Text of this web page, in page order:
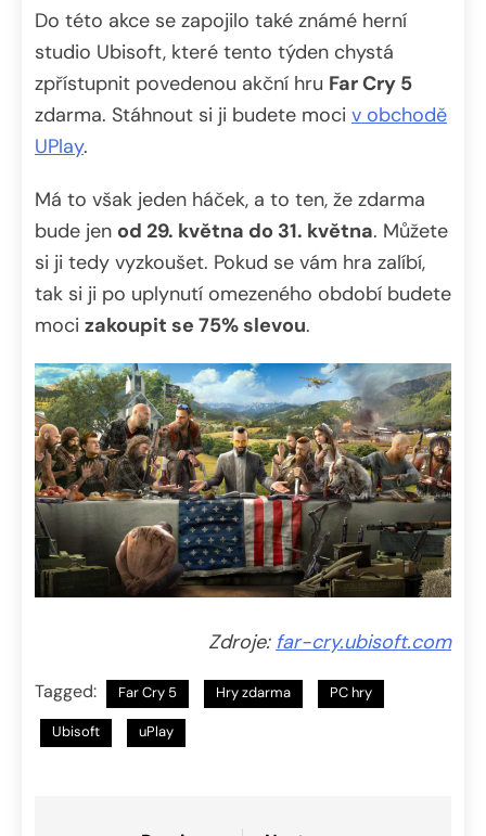
Do této akce se zapojilo také známé herní
studio Ubisoft, které tento týden chystá
zpřístupnit povedenou akční hru Far Cry 5
zdarma. Stáhnout si ji budete moci v obchodě
UPlay.
Má to však jeden háček, a to ten, že zdarma
bude jen od 29. května do 31. května. Můžete
si ji tedy vyzkoušet. Pokud se vám hra zalíbí,
tak si ji po uplynutí omezeného období budete
moci zakoupit se 75% slevou.
Zdroje: far-cry.ubisoft.com
Tagged: Far Cry 5 Hry zdarma PC hry
Ubisoft uPlay